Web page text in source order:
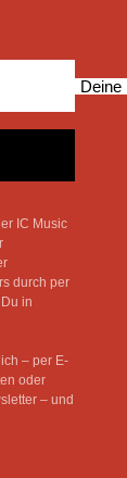
Deine
IC Music
durch per
in
– per E-
oder
– und